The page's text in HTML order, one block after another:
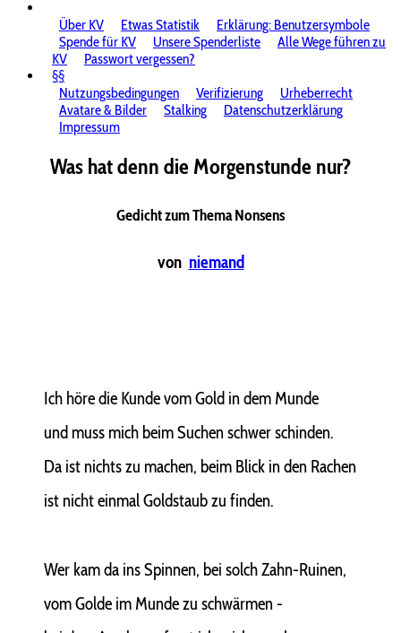
Über KV
Etwas Statistik
Erklärung: Benutzersymbole
Spende für KV
Unsere Spenderliste
Alle Wege führen zu
KV
Passwort vergessen?
§§
Nutzungsbedingungen
Verifizierung
Urheberrecht
Avatare & Bilder
Stalking
Datenschutzerklärung
Impressum
Was hat denn die Morgenstunde nur?
Gedicht zum Thema Nonsens
von niemand
Ich höre die Kunde vom Gold in dem Munde
und muss mich beim Suchen schwer schinden.
Da ist nichts zu machen, beim Blick in den Rachen
ist nicht einmal Goldstaub zu finden.
Wer kam da ins Spinnen, bei solch Zahn-Ruinen,
vom Golde im Munde zu schwärmen -